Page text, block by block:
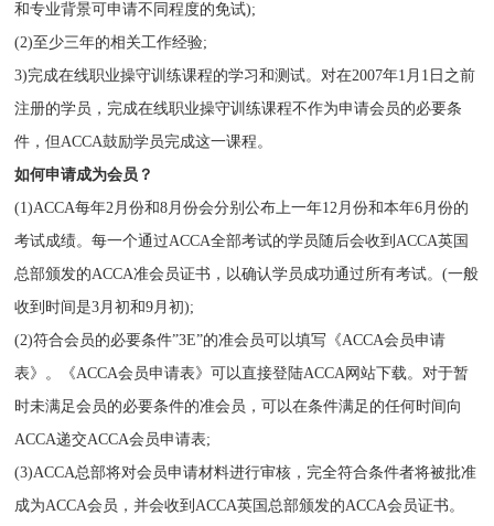
和专业背景可申请不同程度的免试);
(2)至少三年的相关工作经验;
3)完成在线职业操守训练课程的学习和测试。对在2007年1月1日之前
注册的学员，完成在线职业操守训练课程不作为申请会员的必要条
件，但ACCA鼓励学员完成这一课程。
如何申请成为会员？
(1)ACCA每年2月份和8月份会分别公布上一年12月份和本年6月份的
考试成绩。每一个通过ACCA全部考试的学员随后会收到ACCA英国
总部颁发的ACCA准会员证书，以确认学员成功通过所有考试。(一般
收到时间是3月初和9月初);
(2)符合会员的必要条件”3E”的准会员可以填写《ACCA会员申请
表》。《ACCA会员申请表》可以直接登陆ACCA网站下载。对于暂
时未满足会员的必要条件的准会员，可以在条件满足的任何时间向
ACCA递交ACCA会员申请表;
(3)ACCA总部将对会员申请材料进行审核，完全符合条件者将被批准
成为ACCA会员，并会收到ACCA英国总部颁发的ACCA会员证书。